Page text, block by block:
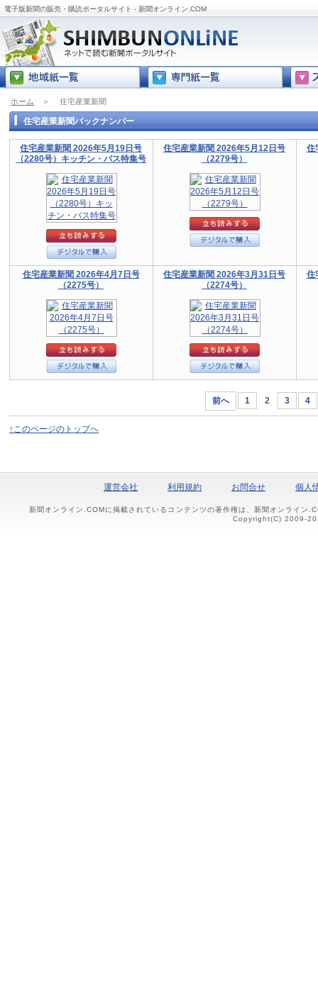
電子版新聞の販売・購読ポータルサイト - 新聞オンライン.COM
ホーム ＞ 住宅産業新聞
住宅産業新聞バックナンバー
住宅産業新聞 2026年5月19日号
（2280号）キッチン・バス特集号
住宅産業新聞 2026年5月12日号
（2279号）
住
住宅産業新聞 2026年4月7日号
（2275号）
住宅産業新聞 2026年3月31日号
（2274号）
住
前へ 1 2 3 4
↑このページのトップへ
運営会社 利用規約 お問合せ 個人
新聞オンライン.COMに掲載されているコンテンツの著作権は、新聞オンライン
Copyright(C) 2009-